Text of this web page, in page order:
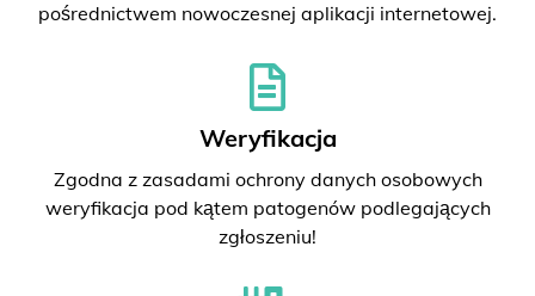
pośrednictwem nowoczesnej aplikacji internetowej.
Weryfikacja
Zgodna z zasadami ochrony danych osobowych
weryfikacja pod kątem patogenów podlegających
zgłoszeniu!